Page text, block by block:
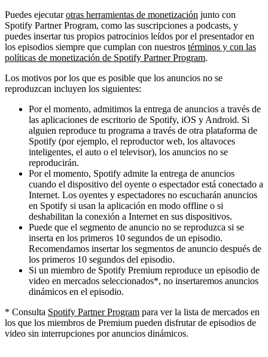
Puedes ejecutarotras herramientas de monetización junto con
Spotify Partner Program, como las suscripciones a podcasts, y
puedes insertar tus propios patrocinios leídos por el presentador en
los episodios siempre que cumplan con nuestros términos y con las
políticas de monetización de Spotify Partner Program.
Los motivos por los que es posible que los anuncios no se
reproduzcan incluyen los siguientes:
Por el momento, admitimos la entrega de anuncios a través de
las aplicaciones de escritorio de Spotify, iOS y Android. Si
alguien reproduce tu programa a través de otra plataforma de
Spotify (por ejemplo, el reproductor web, los altavoces
inteligentes, el auto o el televisor), los anuncios no se
reproducirán.
Por el momento, Spotify admite la entrega de anuncios
cuando el dispositivo del oyente o espectador está conectado a
Internet. Los oyentes y espectadores no escucharán anuncios
en Spotify si usan la aplicación en modo offline o si
deshabilitan la conexión a Internet en sus dispositivos.
Puede que el segmento de anuncio no se reproduzca si se
inserta en los primeros 10 segundos de un episodio.
Recomendamos insertar los segmentos de anuncio después de
los primeros 10 segundos del episodio.
Si un miembro de Spotify Premium reproduce un episodio de
video en mercados seleccionados*, no insertaremos anuncios
dinámicos en el episodio.
* Consulta Spotify Partner Program para ver la lista de mercados en
los que los miembros de Premium pueden disfrutar de episodios de
video sin interrupciones por anuncios dinámicos.